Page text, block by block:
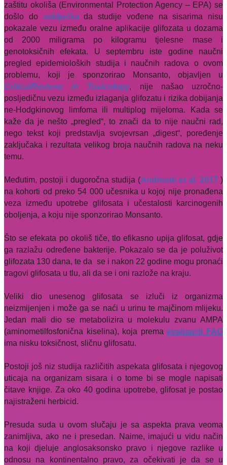
zaštitu okoliša (Environmental Protection Agency – EPA) se
došlo do zaključkada studije vođene na sisarima nisu
pokazale vezu između oralne aplikacije glifozata u dozama
od 2000 miligrama po kilogramu tjelesne mase i
genotoksičnih efekata. U septembru iste godine naučni
pregled epidemioloških studija i naučnih radova o ovom
problemu, koji je sponzorirao Monsanto, objavljen u
CriticalReviews in Toxicology, nije našao uzročno-
posljedičnu vezu između izlaganja glifozatu i rizika dobijanja
ne-Hodgkinovog limfoma ili multiplog mijeloma.
Kada se
kaže da je nešto „pregled“, to znači da to nije naučni rad,
nego tekst koji predstavlja svojevrsan „digest“, poređenje
zaključaka i rezultata velikog broja naučnih radova na neku
temu.
Međutim, postoji i dugoročna studija (Andreotti et al. 2017 )
na kohorti od preko 54 000 učesnika u kojoj nije pronađena
veza između upotrebe glifosata i učestalosti karcinogenih
oboljenja, a koju nije sponzorirao Monsanto.
Što se efekata po okoliš tiče, tlo efikasno upija glifosat, gdje
ga razlažu određene bakterije. Pokazalo se da je poluživot
glifozata 130 dana, te da se i nakon 22 godine mogu pronaći
tragovi glifosata u tlu, ali da se i oni razlože na kraju.
Veliki dio unesenog glifosata se izluči iz organizma
neizmijenjen i može ga se naći u urinu te majčinom mlijeku.
Jedan mali dio se metabolizira u molekulu zvanu AMPA
(aminometilfosfonična kiselina), koja premaevaluaciji FAO
ima nisku toksičnost, sličnu glifosatu.
Postoji još niz studija različitih aspekata glifosata i njegovog
uticaja na organizam sisara i o tome bi se mogle napisati
čitave knjige. Za oko 40 godina upotrebe, glifosat je postao
najistraženi herbicid.
Presuda suda u ovom slučaju je sa aspekta prava veoma
zanimljiva, ako ne i presedan. Naime, imajući u vidu način
na koji djeluje anglosaksonsko pravo i njegove razlike u
odnosu na kontinentalno pravo, za očekivati je da se u